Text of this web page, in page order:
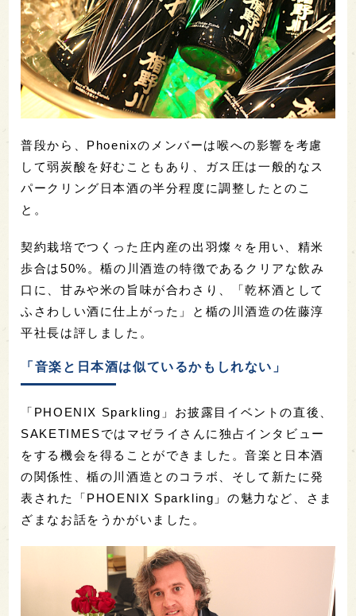
普段から、Phoenixのメンバーは喉への影響を考慮
して弱炭酸を好むこともあり、ガス圧は一般的なス
パークリング日本酒の半分程度に調整したとのこ
と。
契約栽培でつくった庄内産の出羽燦々を用い、精米
歩合は50%。楯の川酒造の特徴であるクリアな飲み
口に、甘みや米の旨味が合わさり、「乾杯酒として
ふさわしい酒に仕上がった」と楯の川酒造の佐藤淳
平社長は評しました。
「音楽と日本酒は似ているかもしれない」
「PHOENIX Sparkling」お披露目イベントの直後、
SAKETIMESではマゼライさんに独占インタビュー
をする機会を得ることができました。音楽と日本酒
の関係性、楯の川酒造とのコラボ、そして新たに発
表された「PHOENIX Sparkling」の魅力など、さま
ざまなお話をうかがいました。